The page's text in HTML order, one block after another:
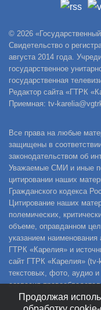
© 2026
Свидетельство о
августа 2014 года.
государственное
государственная
Редактор сайта «ГТРК
Приемная: tv-
Все права на любые
защищены в
законодательством об
Уважаемые СМИ и иные
цитировании наших
Гражданского кодекса
Цитирование наших
полемических,
объеме, оправданном
указанием наименования
ГТРК «Карелия» и
сайт ГТРК «Карелия»
текстовых, фото, аудио
согласия
Продолжая